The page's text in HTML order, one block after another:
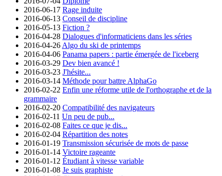
2016-06-17 Rage induite
2016-06-13 Conseil de discipline
2016-05-13 Fiction ?
2016-04-28 Dialogues d'informaticiens dans les séries
2016-04-26 Algo du ski de printemps
2016-04-06 Panama papers : partie émergée de l'iceberg
2016-03-29 Dev bien avancé !
2016-03-23 J'hésite...
2016-03-14 Méthode pour battre AlphaGo
2016-02-22 Enfin une réforme utile de l'orthographe et de la
grammaire
2016-02-20 Compatibilité des navigateurs
2016-02-11 Un peu de pub...
2016-02-08 Faites ce que je dis...
2016-02-04 Répartition des notes
2016-01-19 Transmission sécurisée de mots de passe
2016-01-14 Victoire rageante
2016-01-12 Étudiant à vitesse variable
2016-01-08 Je suis graphiste